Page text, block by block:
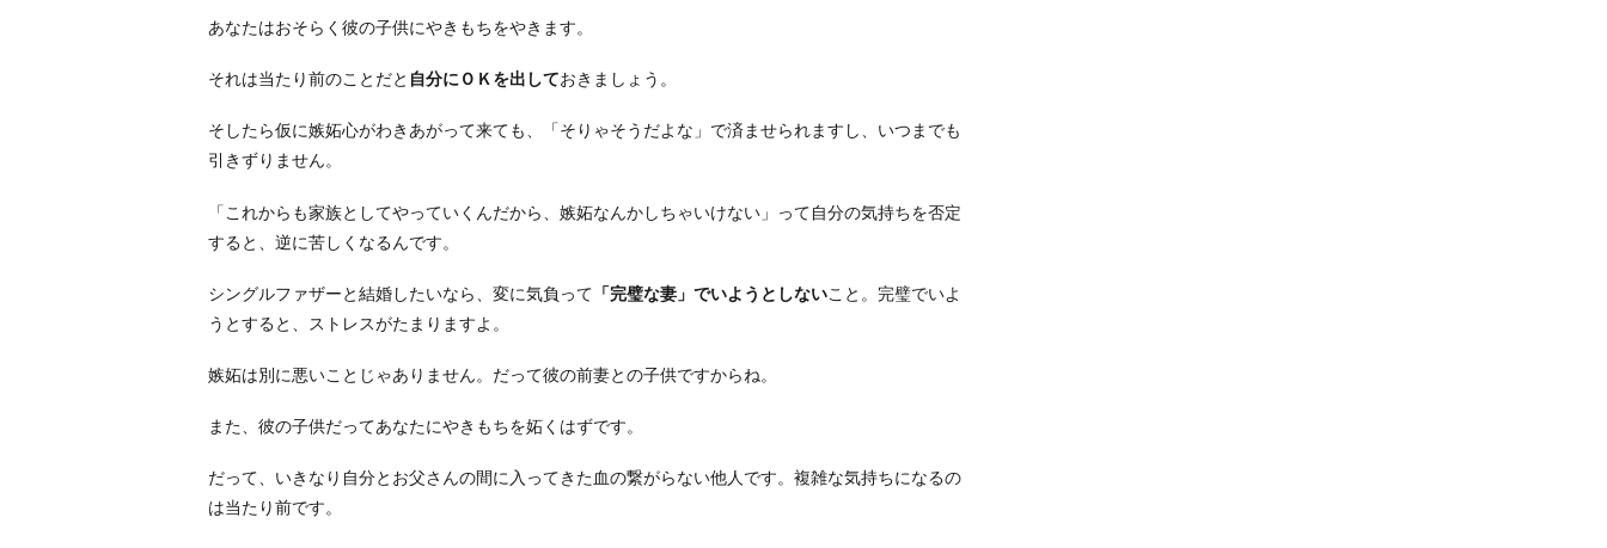
前」
思
お
く
5.
ざ
と
う
方
は
あなたはおそらく彼の子供にやきもちをやきます。
それは当たり前のことだと 自分にＯＫを出しておきましょう。
そしたら仮に嫉妬心がわきあがって来ても、「そりゃそうだよな」で済ませられますし、いつまでも
引きずりません。
「これからも家族としてやっていくんだから、嫉妬なんかしちゃいけない」って自分の気持ちを否定
すると、逆に苦しくなるんです。
シングルファザーと結婚したいなら、変に気負って 「完璧な妻」でいようとしないこと。完璧でいよ
うとすると、ストレスがたまりますよ。
嫉妬は別に悪いことじゃありません。だって彼の前妻との子供ですからね。
また、彼の子供だってあなたにやきもちを妬くはずです。
だって、いきなり自分とお父さんの間に入ってきた血の繋がらない他人です。複雑な気持ちになるの
は当たり前です。